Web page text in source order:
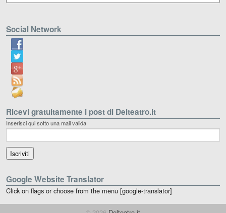
Social Network
Ricevi gratuitamente i post di Delteatro.it
Inserisci qui sotto una mail valida
Google Website Translator
Click on flags or choose from the menu [google-translator]